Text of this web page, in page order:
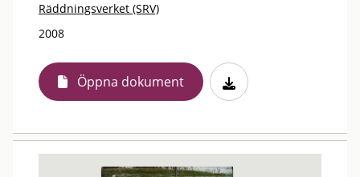
Räddningsverket (SRV)
2008
Öppna dokument